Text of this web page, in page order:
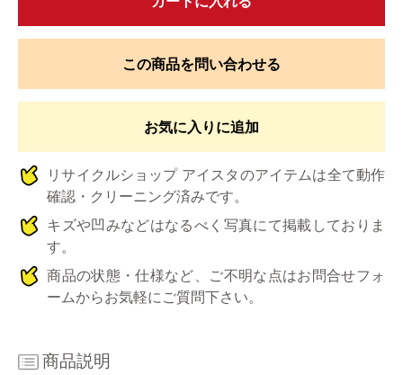
この商品を問い合わせる
お気に入りに追加
リサイクルショップ アイスタのアイテムは全て動作
確認・クリーニング済みです。
キズや凹みなどはなるべく写真にて掲載しておりま
す。
商品の状態・仕様など、ご不明な点はお問合せフォ
ームからお気軽にご質問下さい。
商品説明